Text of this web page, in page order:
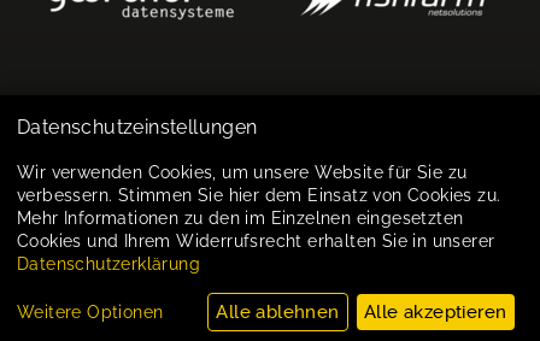
Impressum
Datenschutz
Cookie-Einstellungen
Datenschutzeinstellungen
Wir verwenden Cookies, um unsere Website für Sie zu
verbessern. Stimmen Sie hier dem Einsatz von Cookies zu.
Mehr Informationen zu den im Einzelnen eingesetzten
Cookies und Ihrem Widerrufsrecht erhalten Sie in unserer
Datenschutzerklärung
Weitere Optionen Alle ablehnen Alle akzeptieren